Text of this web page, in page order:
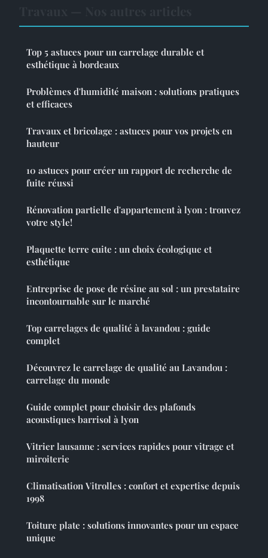
Top 5 astuces pour un carrelage durable et
esthétique à bordeaux
Problèmes d'humidité maison : solutions pratiques
et efficaces
Travaux et bricolage : astuces pour vos projets en
hauteur
10 astuces pour créer un rapport de recherche de
fuite réussi
Rénovation partielle d'appartement à lyon : trouvez
votre style!
Plaquette terre cuite : un choix écologique et
esthétique
Entreprise de pose de résine au sol : un prestataire
incontournable sur le marché
Top carrelages de qualité à lavandou : guide
complet
Découvrez le carrelage de qualité au Lavandou :
carrelage du monde
Guide complet pour choisir des plafonds
acoustiques barrisol à lyon
Vitrier lausanne : services rapides pour vitrage et
miroiterie
Climatisation Vitrolles : confort et expertise depuis
1998
Toiture plate : solutions innovantes pour un espace
unique